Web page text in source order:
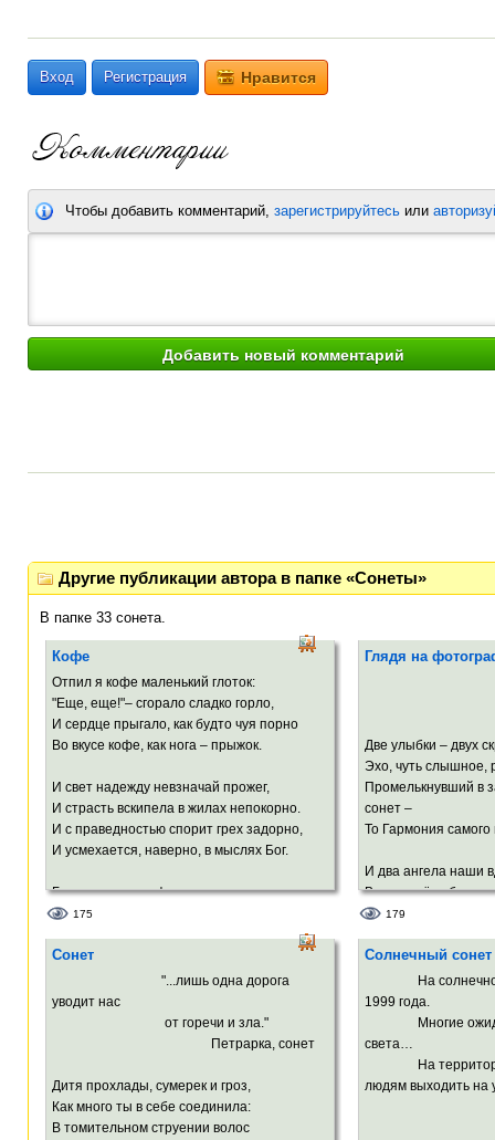
Вход Регистрация Нравится
Чтобы добавить комментарий, зарегистрируйтесь или
Другие публикации автора в папке «Сонеты»
В папке 33 сонета.
Кофе
Отпил я кофе маленький глоток:
"Еще, еще!"– сгорало сладко горло,
И сердце прыгало, как будто чуя порно
Во вкусе кофе, как нога – прыжок.
И свет надежду невзначай прожег,
И страсть вскипела в жилах непокорно.
И с праведностью спорит грех задорно,
И усмехается, наверно, в мыслях Бог.
Быть может, в кофе растворились власть
И одиночество, и пузырёчки смеха,
Уверенность, что попадаешь в масть.
И в вечность хочется, оскалившись,
Как в колесо сверкающая спица.
175
Глядя на
Две улыбки – двух
Эхо, чуть слышное,
Промелькнувший в
сонет –
То Гармония
И два ангела наши
В переплёте
И спустя много лет
И они нарисуют
В середине
Посреди
И другие законы
И забудут народы
179
Сонет
"...лишь одна дорога
уводит нас
от горечи и зла."
Петрарка, сонет
Дитя прохлады, сумерек и гроз,
Как много ты в себе соединила:
В томительном струении волос
Солнечный сонет
На солнечное
1999 года.
Многие
света…
На
людям выходить на